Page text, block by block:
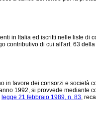
in Italia ed iscritti nelle liste di
contributivo di cui all'art. 63 della
favore dei consorzi e società
1992, si provvede
legge 21 febbraio 1989, n. 83,